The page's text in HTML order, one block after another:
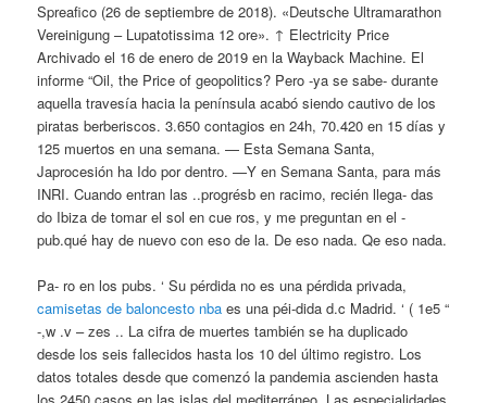
Spreafico (26 de septiembre de 2018). «Deutsche Ultramarathon
Vereinigung – Lupatotissima 12 ore». ↑ Electricity Price
Archivado el 16 de enero de 2019 en la Wayback Machine. El
informe “Oil, the Price of geopolitics? Pero -ya se sabe- durante
aquella travesía hacia la península acabó siendo cautivo de los
piratas berberiscos. 3.650 contagios en 24h, 70.420 en 15 días y
125 muertos en una semana. — Esta Semana Santa,
Japrocesión ha Ido por dentro. —Y en Semana Santa, para más
INRI. Cuando entran las ..progrésb en racimo, recién llega- das
do Ibiza de tomar el sol en cue ros, y me preguntan en el -
pub.qué hay de nuevo con eso de la. De eso nada. Qe eso nada.
Pa- ro en los pubs. ‘ Su pérdida no es una pérdida privada,
camisetas de baloncesto nba es una péi-dida d.c Madrid. ‘ ( 1e5 “
-,w .v – zes .. La cifra de muertes también se ha duplicado
desde los seis fallecidos hasta los 10 del último registro. Los
datos totales desde que comenzó la pandemia ascienden hasta